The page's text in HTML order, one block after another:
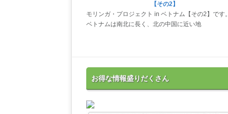
【その2】
モリンガ・プロジェクト in ベトナム【その2】です。
ベトナムは南北に長く、北の中国に近い地
お得な情報盛りだくさん